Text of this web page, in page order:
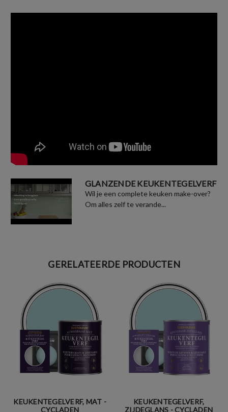
GLANZENDE KEUKENTEGELVERF
Wil je een complete keuken make-over?
Om alles zelf te verande...
GERELATEERDE PRODUCTEN
KEUKENTEGELVERF, MAT -
CYCLADEN
KEUKENTEGELVERF,
ZIJDEGLANS - CYCLADEN